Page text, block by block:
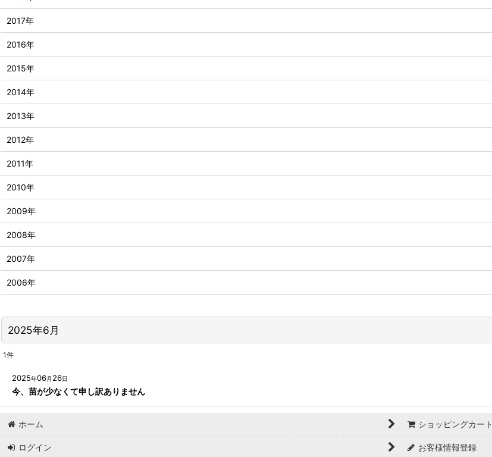
2025年6月
1件
2025年06月 26日
今、苗が少なくて申し訳ありません
2017年
2016年
2015年
2014年
2013年
2012年
2011年
2010年
2009年
2008年
2007年
2006年
ホーム ショッピングカート
ログイン お客様情報登録